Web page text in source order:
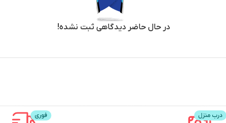
در حال حاضر دیدگاهی ثبت نشده!